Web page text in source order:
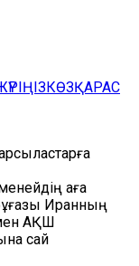
КӨЗҚАРАС
аға
Иранның
АҚШ
сай